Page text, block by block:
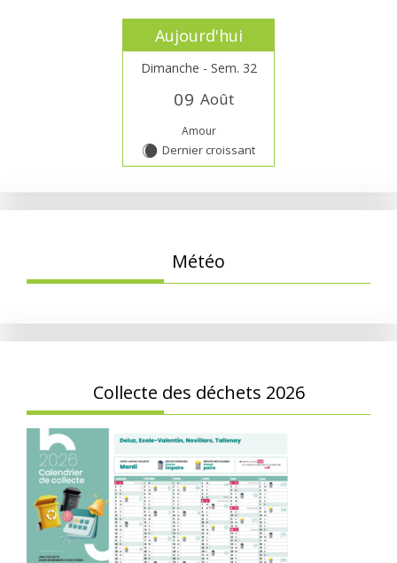
Aujourd'hui
Dimanche - Sem. 32
09 Août
Amour
X Dernier croissant
Météo
Collecte des déchets 2026